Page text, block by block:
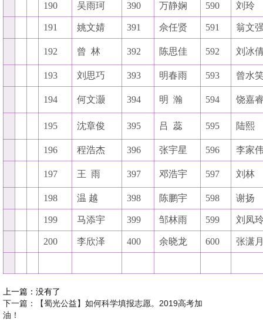
190 吴雨珂 390 万静娴 590 刘玲
191 姚文婧 391 佘任贤 591 翁文
192 曾 林 392 陈思佳 592 刘冰
193 刘思巧 393 明春雨 593 曾水
194 何文灏 394 明 瀚 594 饶嘉
195 沈章俊 395 吕 蕊 595 陆熙
196 程浩杰 396 张宇星 596 李家
197 王 雨 397 邓浩宇 597 刘林
198 温 越 398 陈鹏宇 598 谢扬
199 马添宇 399 邹林雨 599 刘凤
200 李欣泽 400 余晓龙 600 张潇
上一篇：没有了
下一篇：【蜀光公益】如何科学填报志愿。2019高考加
油！